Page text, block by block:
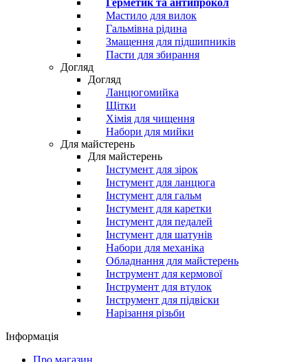
Герметик та антипрокол
Мастило для вилок
Гальмівна рідина
Змащення для підшипників
Пасти для збирання
Догляд
Догляд
Ланцюгомийка
Щітки
Хімія для чищення
Набори для мийки
Для майстерень
Для майстерень
Інстумент для зірок
Інстумент для ланцюга
Інстумент для гальм
Інстумент для каретки
Інстумент для педалей
Інстумент для шатунів
Набори для механіка
Обладнання для майстерень
Інструмент для кермової
Інструмент для втулок
Інструмент для підвіски
Нарізання різьби
Інформація